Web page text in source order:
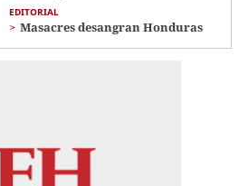
EDITORIAL
Masacres desangran Honduras